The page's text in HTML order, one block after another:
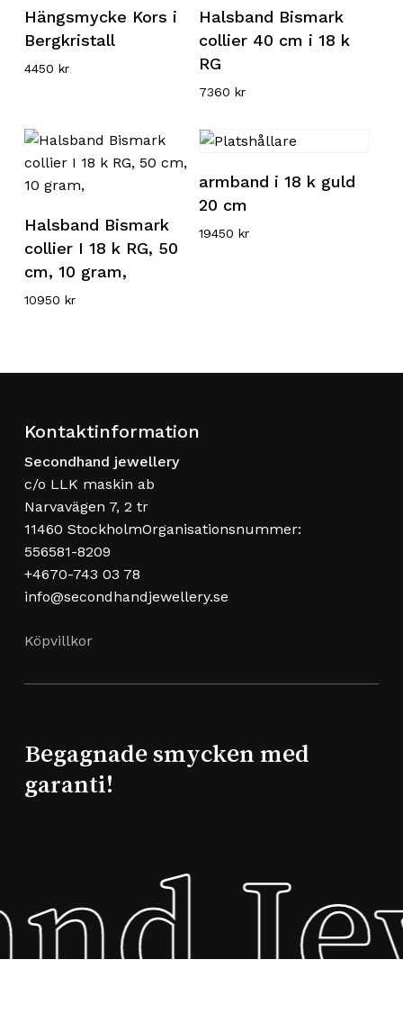
Hängsmycke Kors i
Bergkristall
4450 kr
Halsband Bismark
collier 40 cm i 18 k
RG
7360kr
Halsband Bismark
collier I 18 k RG, 50
cm, 10 gram,
10950 kr
armband i 18 k guld
20 cm
19450kr
Kontaktinformation
Secondhand jewellery
c/o LLK maskin ab
Narvavägen 7, 2 tr
11460 StockholmOrganisationsnummer:
556581-8209
+4670-743 03 78
info@secondhandjewellery.se
Köpvillkor
Begagnade smycken med
garanti!